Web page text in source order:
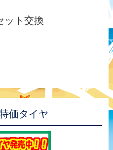
ット交換
価タイヤ